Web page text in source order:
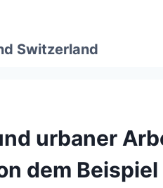
Switzerland
urbaner
dem